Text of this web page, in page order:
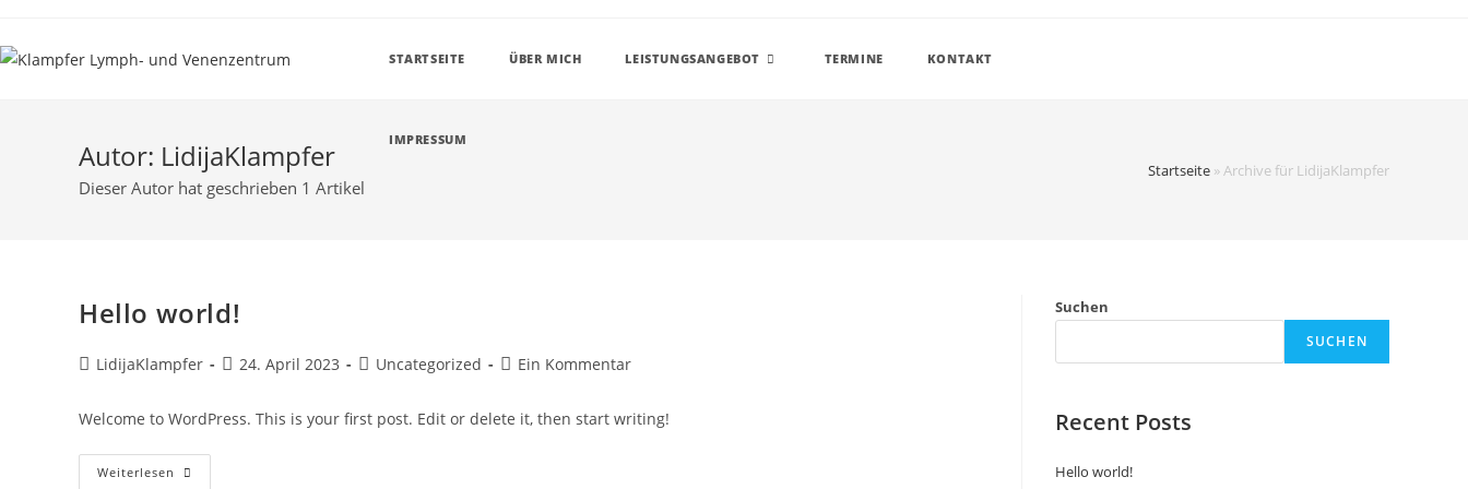
springen
STARTSEITE ÜBER MICH LEISTUNGSANGEBOT TERMINE KONTAKT
IMPRESSUM
Autor: LidijaKlampfer
Dieser Autor hat geschrieben 1 Artikel
Startseite »Archive für LidijaKlampfer
Hello world!
Beitrags-
LidijaKlampfer
Beitrag
24. April 2023
Beitrags-
Uncategorized
Beitrags-
Ein Kommentar
Welcome to WordPress. This is your first post. Edit or delete it, then start writing!
Weiterlesen Hello
Suchen
SUCHEN
Recent Posts
Hello world!